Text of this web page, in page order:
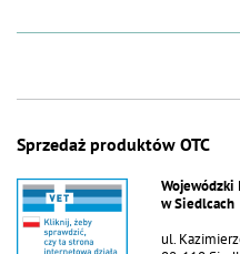
Sprzedaż produktów OTC
w Siedlcach
ul.